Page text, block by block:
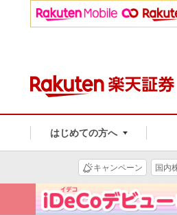
はじめての方へ
キャンペーン 国内